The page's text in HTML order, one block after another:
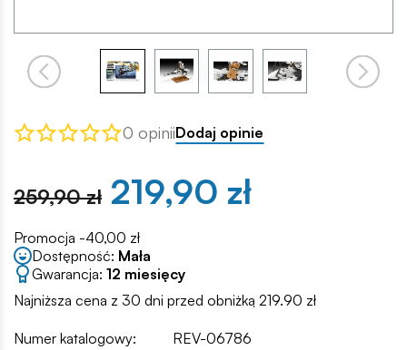
0 opiniiDodaj opinie
259,90 zł 219,90 zł
Promocja -40,00 zł
Dostępność: Mała
Gwarancja: 12 miesięcy
Najniższa cena z 30 dni przed obniżką 219.90 zł
Numer katalogowy:
REV-06786